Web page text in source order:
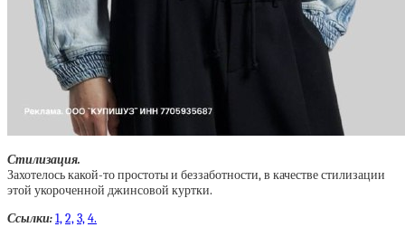
Стилизация.
Захотелось какой-то простоты и беззаботности, в качестве стилизации
этой укороченной джинсовой куртки.
Ссылки:1,2,3,4.